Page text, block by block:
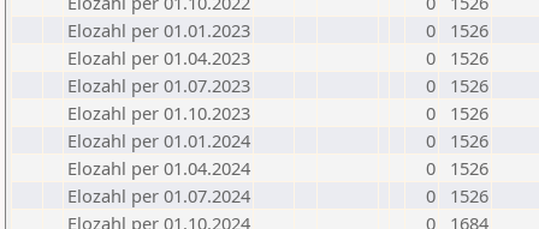
Elozahl per 01.01.2023
0
1526
Elozahl per 01.04.2023
0
1526
Elozahl per 01.07.2023
0
1526
Elozahl per 01.10.2023
0
1526
Elozahl per 01.01.2024
0
1526
Elozahl per 01.04.2024
0
1526
Elozahl per 01.07.2024
0
1526
Elozahl per 01.10.2024
0
1684